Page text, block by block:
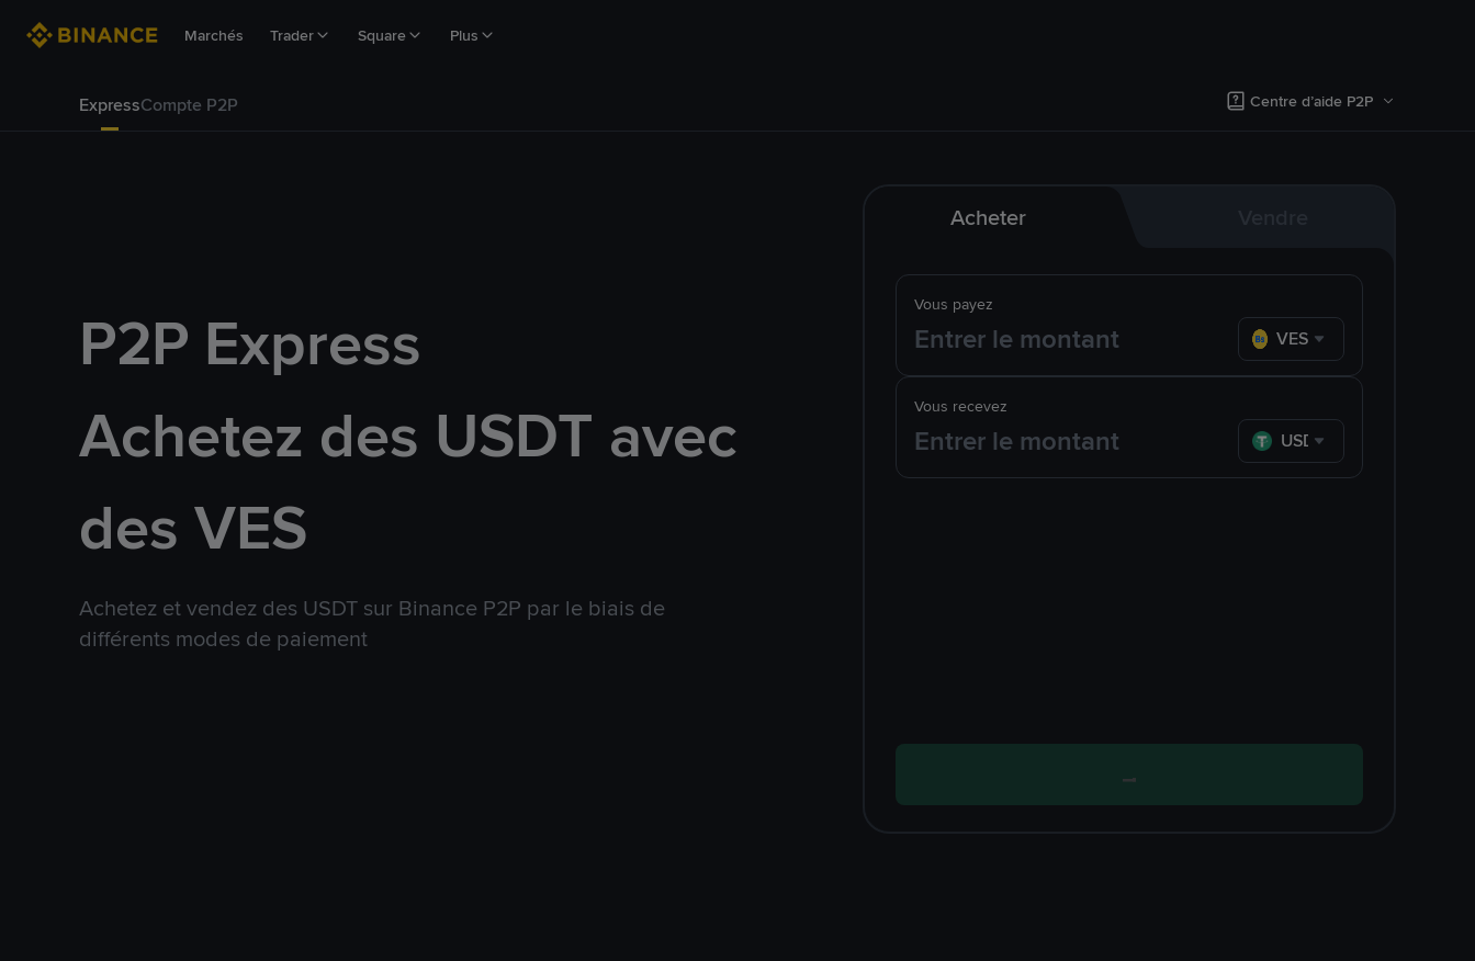
Marchés Trader Square Plus
ExpressCompte P2P Centre d’aide P2P
P2P Express
Achetez des USDT avec
des VES
Achetez et vendez des USDT sur Binance P2P par le biais de
différents modes de paiement
Acheter
Vous payez
VES
Vous recevez
USDT